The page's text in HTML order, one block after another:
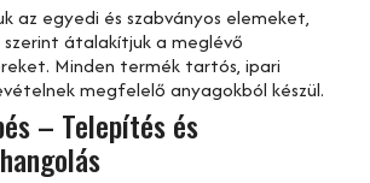
az egyedi és szabványos elemeket,
szerint átalakítjuk a meglévő
Minden termék tartós, ipari
megfelelő anyagokból készül.
– Telepítés és